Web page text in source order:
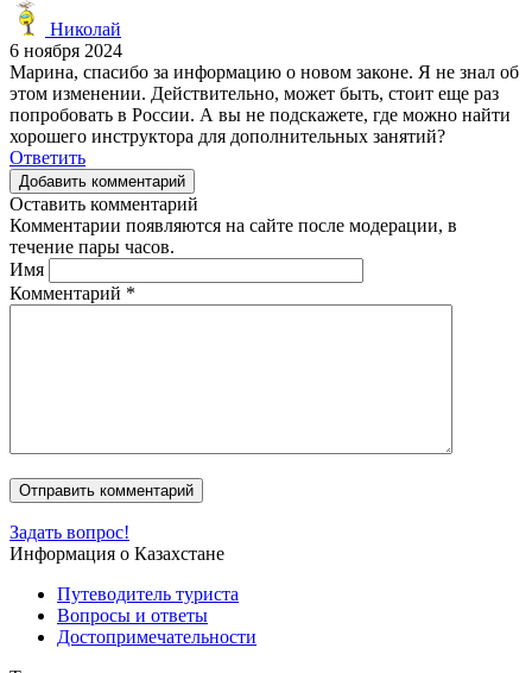
Николай
6 ноября 2024
Марина, спасибо за информацию о новом законе. Я не знал об
этом изменении. Действительно, может быть, стоит еще раз
попробовать в России. А вы не подскажете, где можно найти
хорошего инструктора для дополнительных занятий?
Ответить
Добавить комментарий
Оставить комментарий
Комментарии появляются на сайте после модерации, в
течение пары часов.
Имя
Комментарий *
Задать вопрос!
Информация о Казахстане
Путеводитель туриста
Вопросы и ответы
Достопримечательности